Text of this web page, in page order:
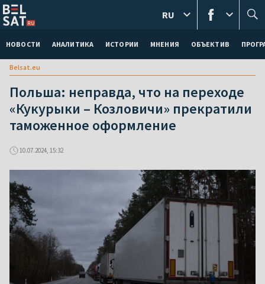
НОВОСТИ АНАЛИТИКА ИСТОРИИ МНЕНИЯ ОБЪЕКТИВ
RU
Belsat.eu
Польша: неправда, что на переходе
«Кукурыки – Козловичи» прекратили
таможенное оформление
10.07.2024, 15:32